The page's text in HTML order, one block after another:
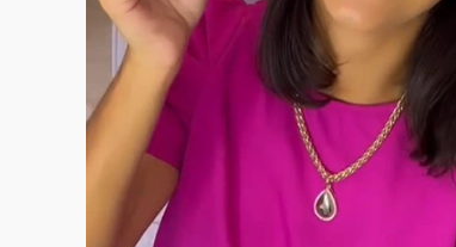
VER CASE COMPLETO